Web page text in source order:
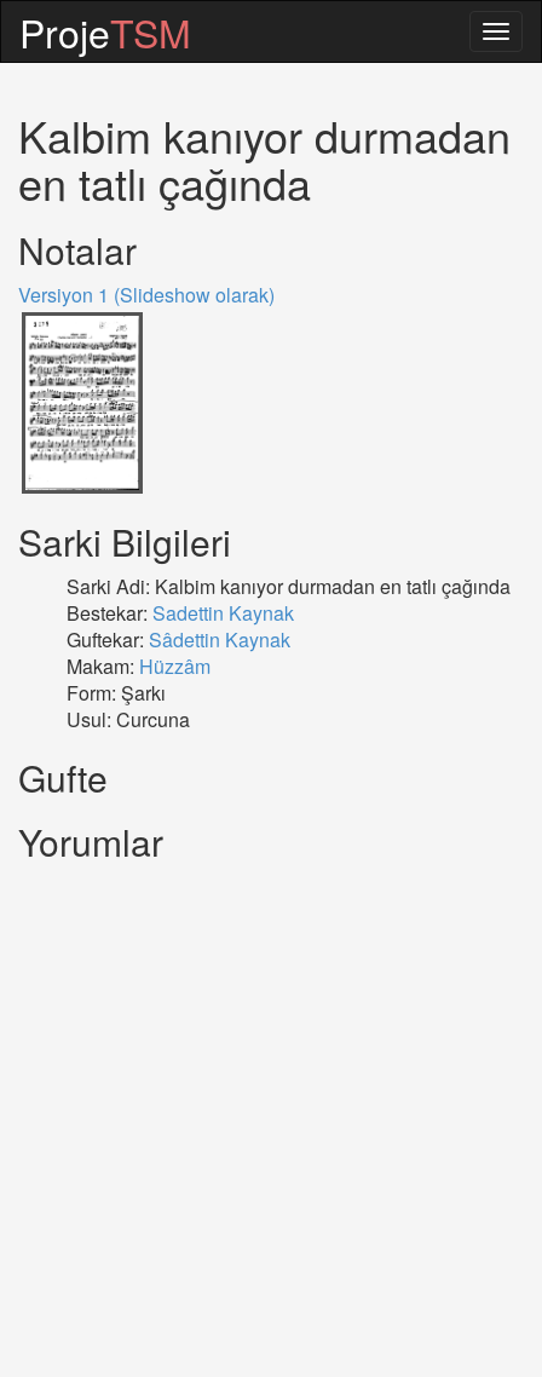
ProjeTSM
Kalbim kanıyor durmadan
en tatlı çağında
Notalar
Versiyon 1 (Slideshow olarak)
Sarki Bilgileri
Sarki Adi: Kalbim kanıyor durmadan en tatlı çağında
Bestekar: Sadettin Kaynak
Guftekar: Sâdettin Kaynak
Makam: Hüzzâm
Form: Şarkı
Usul: Curcuna
Gufte
Yorumlar